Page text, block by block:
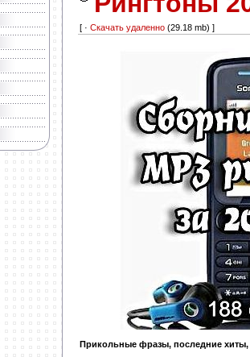
[ · Скачать удаленно (29.18 mb) ]
Прикольные фразы, последние хиты,